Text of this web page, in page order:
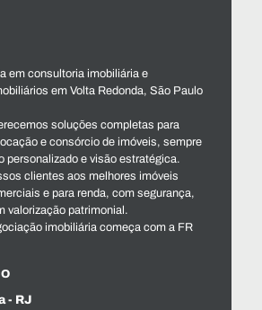
em consultoria imobiliária e
em Volta Redonda, São Paulo
soluções completas para
e consórcio de imóveis, sempre
personalizado e visão estratégica.
clientes aos melhores imóveis
e para renda, com segurança,
valorização patrimonial.
imobiliária começa com a FR
- RJ